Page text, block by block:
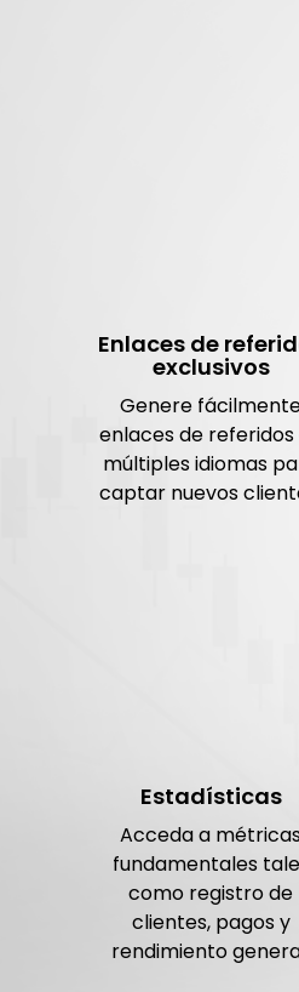
Enlaces de
exclusivos
Genere
enlaces de referidos
múltiples idiomas
captar nuevos
Estadísticas
Acceda a
fundamentales
como registro de
clientes, pagos y
rendimiento